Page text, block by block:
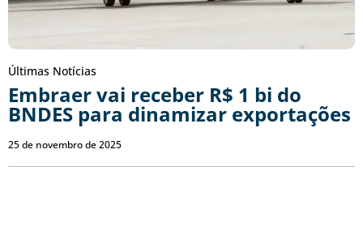
Últimas Notícias
Embraer vai receber R$ 1 bi do
BNDES para dinamizar exportações
25 de novembro de 2025